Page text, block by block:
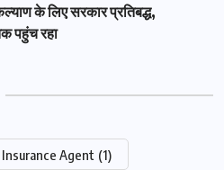
के लिए सरकार प्रतिबद्ध,
पहुंच रहा
Agent (1)